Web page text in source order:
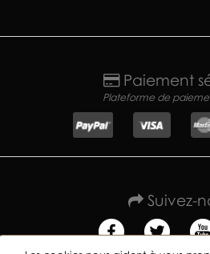
Paiement
Plateforme de
Suivez-